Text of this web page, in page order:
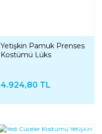
Yetişkin Pamuk Prenses
Kostümü Lüks
4.924,80 TL
YENI